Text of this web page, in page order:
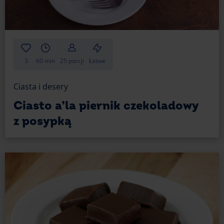
banany – tam gdzie karmel i czekolada, tam te
owoce wpasują się idealnie. Układaj banany na
wierzchu deseru tuż przed podaniem, by
maliny, borówki, nasiona granatu – idealnie
przełamią intensywnie słodki smak tartaletek. Te
do Twojego deseru;
popcorn – możesz śmiało przygotować go
w mikrofali. Sprawdzi się zarówno zwykły solony,
jak i maślany. Jeśli widziałeś w kinie popcorn
tartaletki czekoladowe świetnie nadadzą się jako
przekąski na wieczór filmowy.
Tartaletki czekoladowe z solonym karmelem to
deser pełen zalet. Ich wyjątkowy, zróżnicowany smak
to wynik idealnego połączenia głębokiej, gorzkiej
3 60 min 25 porcji Łatwe
Ciasta i desery
Ciasto a’la piernik czekoladowy
z posypką